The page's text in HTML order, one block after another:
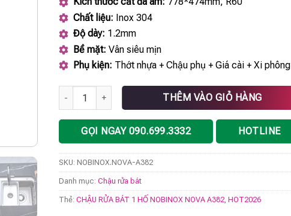
9.750.000 ₫.là:
Chất liệu: Inox 304
Độ dày: 1.2mm
Bề mặt: Vân siêu mịn
Phụ kiện: Thớt nhựa + Chậu phụ + Giá cài + Xi phông
CHẬU RỬA BÁT 1 HỐ NOBINOX NOVA A382 số lượng
THÊM VÀO GIỎ HÀNG
GỌI NGAY 090.699.3332 HOTLINE
SKU:NOBINOX.NOVA-A382
Danh mục:Chậu rửa bát
Thẻ:CHẬU RỬA BÁT 1 HỐ NOBINOX NOVA A382,HOT2026